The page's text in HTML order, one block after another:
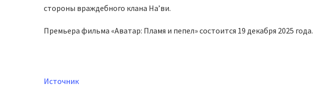
стороны враждебного клана На’ви.
Премьера фильма «Аватар: Пламя и пепел» состоится 19 декабря 2025 года.
Источник